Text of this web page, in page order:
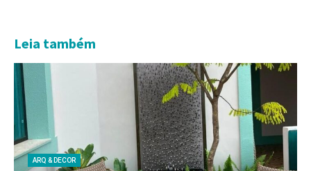
Leia também
ARQ & DECOR